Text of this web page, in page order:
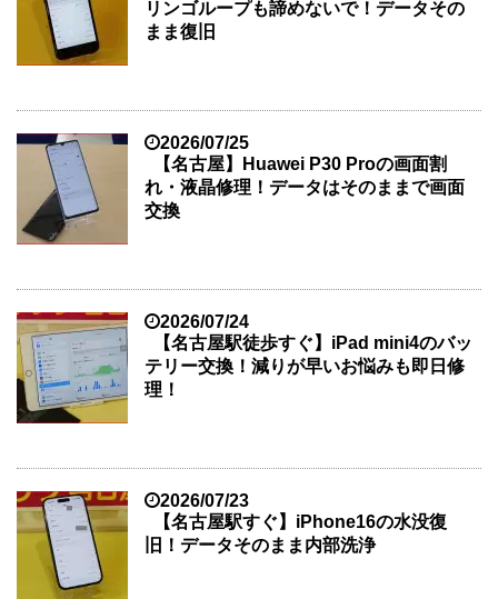
リンゴループも諦めないで！データその
まま復旧
2026/07/25
【名古屋】Huawei P30 Proの画面割
れ・液晶修理！データはそのままで画面
交換
2026/07/24
【名古屋駅徒歩すぐ】iPad mini4のバッ
テリー交換！減りが早いお悩みも即日修
理！
2026/07/23
【名古屋駅すぐ】iPhone16の水没復
旧！データそのまま内部洗浄